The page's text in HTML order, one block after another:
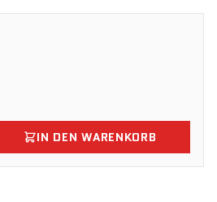
IN DEN WARENKORB